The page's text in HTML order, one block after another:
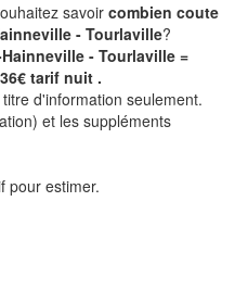
savoir combien coute
- Tourlaville?
- Tourlaville =
tarif nuit .
d'information seulement.
et les suppléments
pour estimer.